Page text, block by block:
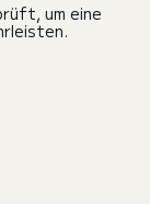
um eine